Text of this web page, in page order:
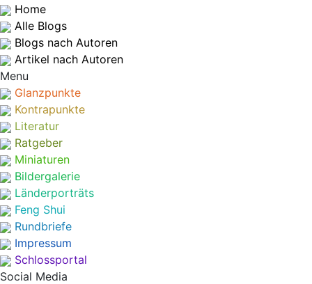
Home
Alle Blogs
Blogs nach Autoren
Artikel nach Autoren
Menu
Glanzpunkte
Kontrapunkte
Literatur
Ratgeber
Miniaturen
Bildergalerie
Länderporträts
Feng Shui
Rundbriefe
Impressum
Schlossportal
Social Media